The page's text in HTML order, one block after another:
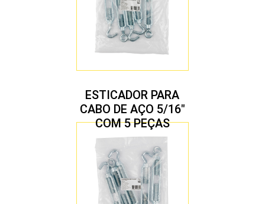
ESTICADOR PARA
CABO DE AÇO 5/16″
COM 5 PEÇAS